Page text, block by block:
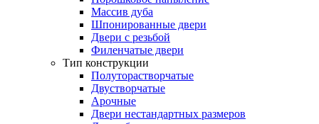
Массив дуба
Шпонированные двери
Двери с резьбой
Филенчатые двери
Тип конструкции
Полуторастворчатые
Двустворчатые
Арочные
Двери нестандартных размеров